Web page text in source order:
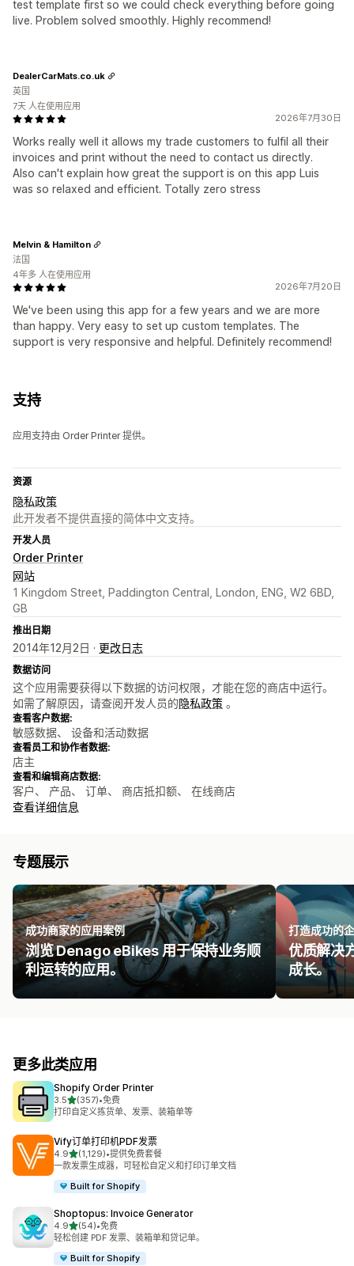
test template first so we could check everything before going
live. Problem solved smoothly. Highly recommend!
2026年7月30日
Works really well it allows my trade customers to fulfil all their
invoices and print without the need to contact us directly.
Also can't explain how great the support is on this app Luis
was so relaxed and efficient. Totally zero stress
DealerCarMats.co.uk
英国
7天 人在使用应用
2026年7月20日
We've been using this app for a few years and we are more
than happy. Very easy to set up custom templates. The
support is very responsive and helpful. Definitely recommend!
Melvin & Hamilton
法国
4年多 人在使用应用
支持
应用支持由 Order Printer 提供。
资源
隐私政策
此开发者不提供直接的简体中文支持。
开发人员
Order Printer
网站
1 Kingdom Street, Paddington Central, London, ENG, W2 6BD,
GB
推出日期
2014年12月2日 · 更改日志
数据访问
这个应用需要获得以下数据的访问权限，才能在您的商店中运行。
如需了解原因，请查阅开发人员的隐私政策 。
查看客户数据:
敏感数据、 设备和活动数据
查看员工和协作者数据:
店主
查看和编辑商店数据:
客户、 产品、 订单、 商店抵扣额、 在线商店
查看详细信息
专题展示
成功商家的应用案例
浏览 Denago eBikes 用于保持业务顺
利运转的应用。
打造成功的
优质解决
成长。
更多此类应用
Shopify Order Printer
3.5星（满分 5 星）
(357)
总共 357 条评论
•免费
打印自定义拣货单、发票、装箱单等
Vify订单打印机PDF发票
4.9星（满分 5 星）
(1,129)
总共 1129 条评论
•提供免费套餐
一款发票生成器，可轻松自定义和打印订单文档
Built for Shopify
Shoptopus: Invoice Generator
4.9星（满分 5 星）
(54)
总共 54 条评论
•免费
轻松创建 PDF 发票、装箱单和贷记单。
Built for Shopify